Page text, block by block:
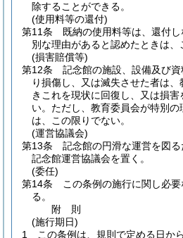
除することができる。
(使用料等の還付)
第11条
既納の使用料等は、還付し
別な理由があると認めたときは、
(損害賠償等)
第12条
記念館の施設、設備及び
り損傷し、又は滅失させた者は
きこれを現状に回復し、又は損
い。 ただし、教育委員会が特別の
は、この限りでない。
(運営協議会)
第13条
記念館の円滑な運営を図
記念館運営協議会を置く。
(委任)
第14条
この条例の施行に関し必
る。
附 則
(施行期日)
1
この条例は、規則で定める日か